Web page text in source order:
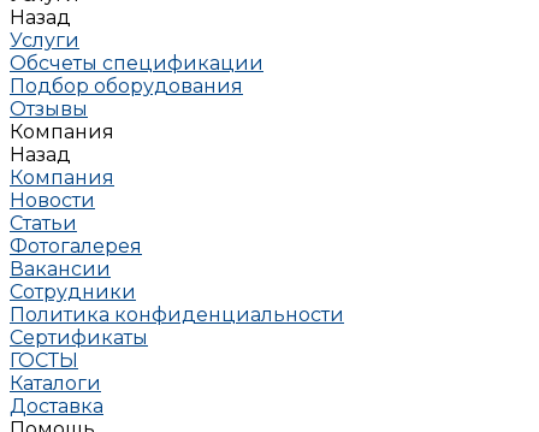
Назад
Услуги
Обсчеты спецификации
Подбор оборудования
Отзывы
Компания
Назад
Компания
Новости
Статьи
Фотогалерея
Вакансии
Сотрудники
Политика конфиденциальности
Сертификаты
ГОСТЫ
Каталоги
Доставка